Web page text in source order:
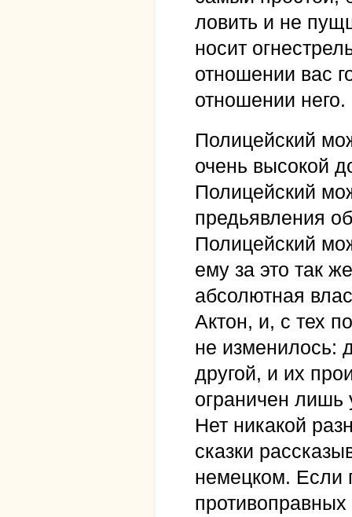
ловить и не
носит
отношении вас
отношении него.
Полицейский
очень высокой
Полицейский
предьявления
Полицейский
ему за это так
абсолютная
Актон, и, с тех
не изменилось:
другой, и их
ограничен лишь
Нет никакой
сказки
немецком. Если